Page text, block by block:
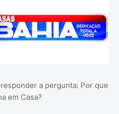
a pergunta: Por que
em Casa?